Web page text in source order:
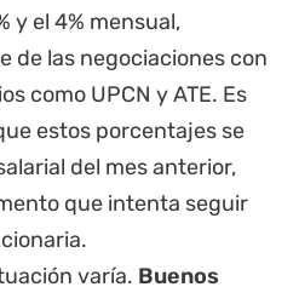
y el 4% mensual,
de las negociaciones con
como UPCN y ATE. Es
estos porcentajes se
del mes anterior,
que intenta seguir
varía. Buenos